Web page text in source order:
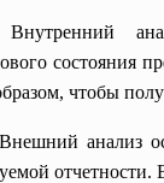
Внутренний
состояния
чтобы
Внешний анализ
отчетности.